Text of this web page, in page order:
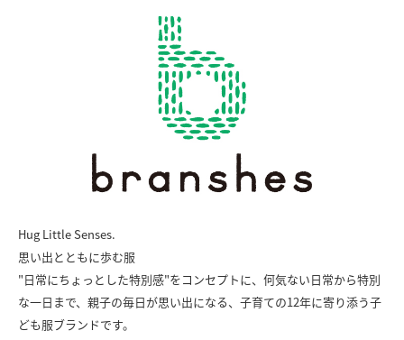
Hug Little Senses.
思い出とともに歩む服
"日常にちょっとした特別感"をコンセプトに、何気ない日常から特別
な一日まで、親子の毎日が思い出になる、子育ての12年に寄り添う子
ども服ブランドです。